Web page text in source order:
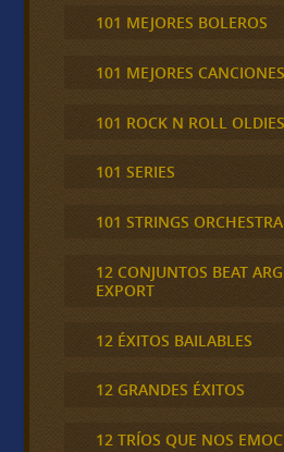
101 MEJORES BOLEROS
101 MEJORES
101 ROCK N ROLL
101 SERIES
101 STRINGS ORCHESTRA
12 CONJUNTOS BEAT
EXPORT
12 ÉXITOS BAILABLES
12 GRANDES ÉXITOS
12 TRÍOS QUE NOS